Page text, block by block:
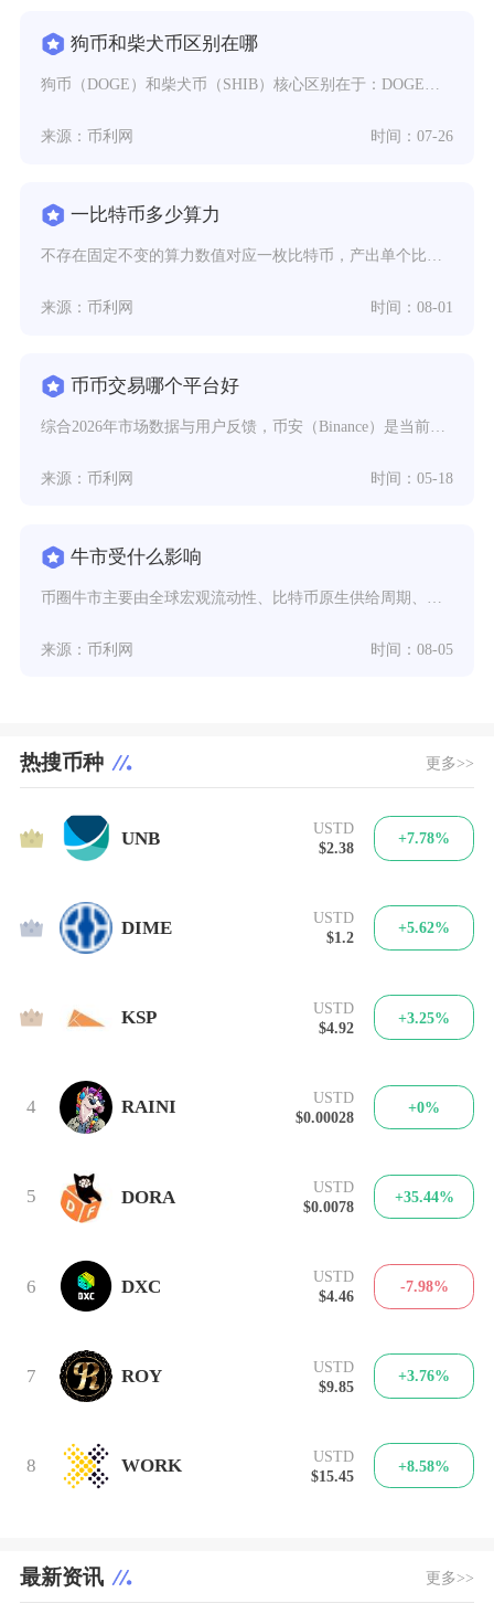
狗币和柴犬币区别在哪
狗币（DOGE）和柴犬币（SHIB）核心区别在于：DOGE是2013年诞生的原生公链“老牌
来源：币利网 时间：07-26
一比特币多少算力
来源：币利网 时间：08-01
币币交易哪个平台好
来源：币利网 时间：05-18
牛市受什么影响
来源：币利网 时间：08-05
热搜币种 更多>>
1 UNB
USTD
$2.38
+7.78%
2 DIME
USTD
$1.2
+5.62%
3 KSP
USTD
$4.92
+3.25%
4 RAINI
USTD
$0.00028
+0%
5 DORA
USTD
$0.0078
+35.44%
6 DXC
USTD
$4.46
-7.98%
7 ROY
USTD
$9.85
+3.76%
8 WORK
USTD
$15.45
+8.58%
最新资讯 更多>>